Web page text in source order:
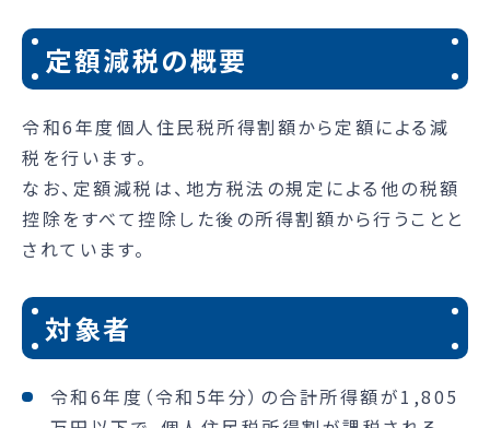
定額減税の概要
令和6年度個人住民税所得割額から定額による減
税を行います。
なお、定額減税は、地方税法の規定による他の税額
控除をすべて控除した後の所得割額から行うことと
されています。
対象者
令和6年度（令和5年分）の合計所得額が1,805